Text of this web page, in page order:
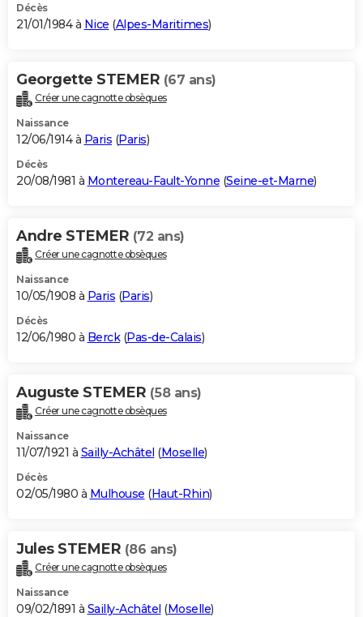
Décès
21/01/1984 à Nice (Alpes-Maritimes)
Georgette STEMER (67 ans)
Créer une cagnotte obsèques
Naissance
12/06/1914 à Paris (Paris)
Décès
20/08/1981 à Montereau-Fault-Yonne (Seine-et-Marne)
Andre STEMER (72 ans)
Créer une cagnotte obsèques
Naissance
10/05/1908 à Paris (Paris)
Décès
12/06/1980 à Berck(Pas-de-Calais)
Auguste STEMER (58 ans)
Créer une cagnotte obsèques
Naissance
11/07/1921 à Sailly-Achâtel (Moselle)
Décès
02/05/1980 à Mulhouse (Haut-Rhin)
Jules STEMER (86 ans)
Créer une cagnotte obsèques
Naissance
09/02/1891 à Sailly-Achâtel (Moselle)